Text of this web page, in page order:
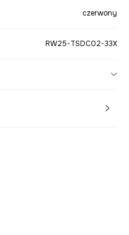
czerwony
RW25-TSDC02-33X